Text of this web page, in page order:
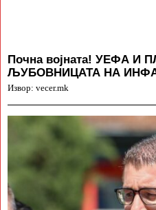
Почна војната! УЕФА И
ЉУБОВНИЦАТА НА
Извор: vecer.mk